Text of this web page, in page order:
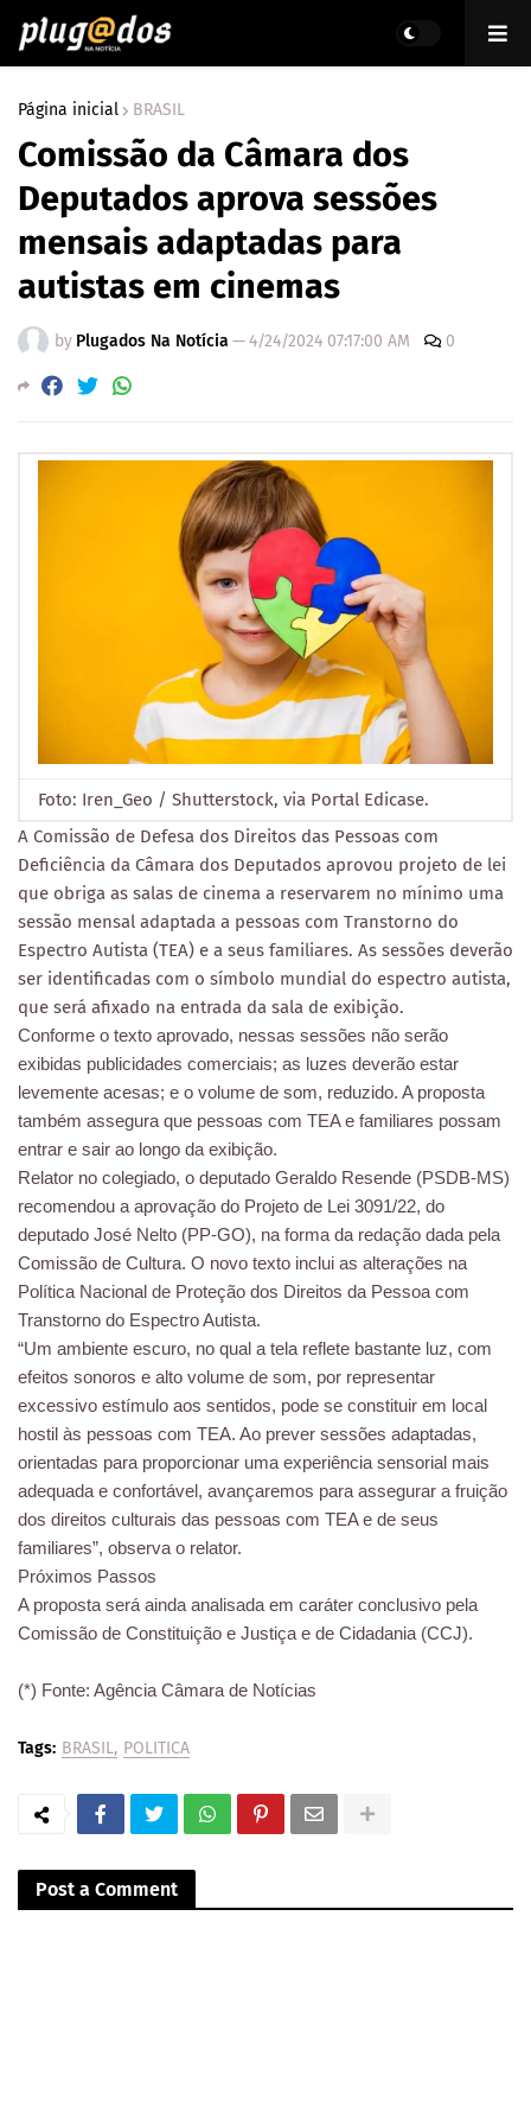
Página inicial BRASIL
Comissão da Câmara dos
Deputados aprova sessões
mensais adaptadas para
autistas em cinemas
by Plugados Na Notícia —4/24/2024 07:17:00 AM 0
Foto: Iren_Geo / Shutterstock, via Portal Edicase.
A Comissão de Defesa dos Direitos das Pessoas com
Deficiência da Câmara dos Deputados aprovou projeto de lei
que obriga as salas de cinema a reservarem no mínimo uma
sessão mensal adaptada a pessoas com Transtorno do
Espectro Autista (TEA) e a seus familiares. As sessões deverão
ser identificadas com o símbolo mundial do espectro autista,
que será afixado na entrada da sala de exibição.
Conforme o texto aprovado, nessas sessões não serão
exibidas publicidades comerciais; as luzes deverão estar
levemente acesas; e o volume de som, reduzido. A proposta
também assegura que pessoas com TEA e familiares possam
entrar e sair ao longo da exibição.
Relator no colegiado, o deputado Geraldo Resende (PSDB-MS)
recomendou a aprovação do Projeto de Lei 3091/22, do
deputado José Nelto (PP-GO), na forma da redação dada pela
Comissão de Cultura. O novo texto inclui as alterações na
Política Nacional de Proteção dos Direitos da Pessoa com
Transtorno do Espectro Autista.
“Um ambiente escuro, no qual a tela reflete bastante luz, com
efeitos sonoros e alto volume de som, por representar
excessivo estímulo aos sentidos, pode se constituir em local
hostil às pessoas com TEA. Ao prever sessões adaptadas,
orientadas para proporcionar uma experiência sensorial mais
adequada e confortável, avançaremos para assegurar a fruição
dos direitos culturais das pessoas com TEA e de seus
familiares”, observa o relator.
Próximos Passos
A proposta será ainda analisada em caráter conclusivo pela
Comissão de Constituição e Justiça e de Cidadania (CCJ).
(*) Fonte: Agência Câmara de Notícias
Tags: BRASIL POLITICA
Post a Comment